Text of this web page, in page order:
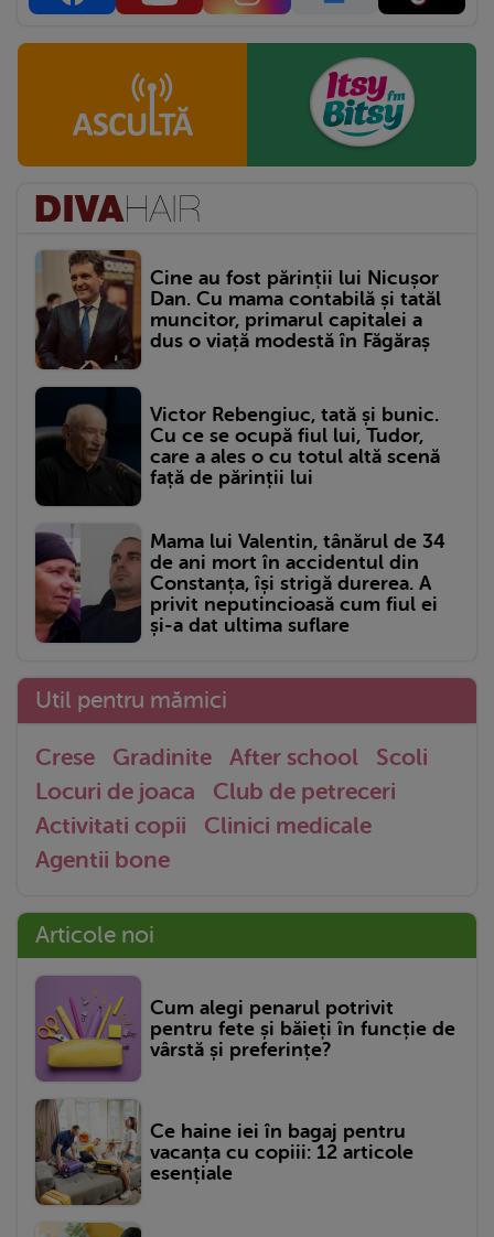
Cine au fost părinții lui Nicușor
Dan. Cu mama contabilă și tatăl
muncitor, primarul capitalei a
dus o viață modestă în Făgăraș
Victor Rebengiuc, tată și bunic.
Cu ce se ocupă fiul lui, Tudor,
care a ales o cu totul altă scenă
față de părinții lui
Mama lui Valentin, tânărul de 34
de ani mort în accidentul din
Constanța, își strigă durerea. A
privit neputincioasă cum fiul ei
și-a dat ultima suflare
Util pentru mămici
Crese Gradinite After school
Scoli
Locuri de joaca
Club de petreceri
Activitati copii
Clinici medicale
Agentii bone
Articole noi
Cum alegi penarul potrivit
pentru fete și băieți în funcție de
vârstă și preferințe?
Ce haine iei în bagaj pentru
vacanța cu copiii: 12 articole
esențiale